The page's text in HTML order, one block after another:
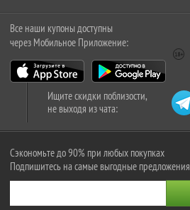
Все наши купоны доступны
через Мобильное Приложение:
Ищите скидки поблизости,
не выходя из чата:
Сэкономьте до 90% при любых покупках
Подпишитесь на самые выгодные предложения